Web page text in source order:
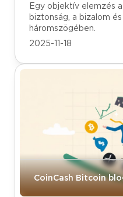
Egy objektív elemzés
biztonság, a bizalom
háromszögében.
2025-11-18
CoinCash Bitcoin